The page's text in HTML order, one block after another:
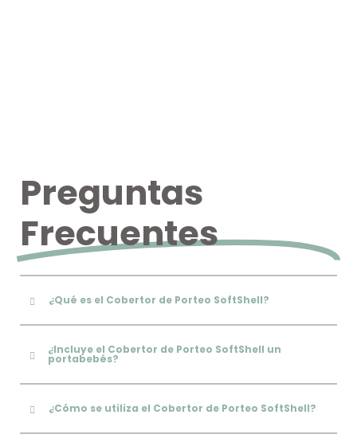
Preguntas
Frecuentes
¿Qué es el Cobertor de Porteo SoftShell?
¿Incluye el Cobertor de Porteo SoftShell un
portabebés?
¿Cómo se utiliza el Cobertor de Porteo SoftShell?